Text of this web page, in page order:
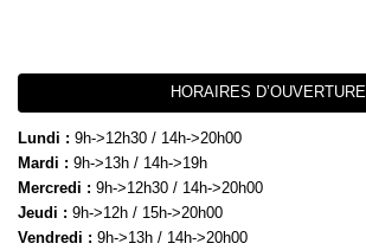
HORAIRES D’OUVERTURE
Lundi : 9h->12h30 / 14h->20h00
Mardi : 9h->13h / 14h->19h
Mercredi : 9h->12h30 / 14h->20h00
Jeudi : 9h->12h / 15h->20h00
Vendredi : 9h->13h / 14h->20h00